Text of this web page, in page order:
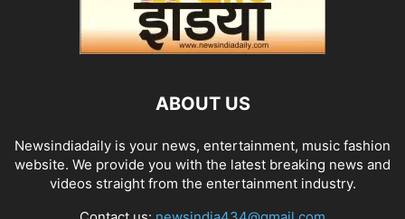
ABOUT US
Newsindiadaily is your news, entertainment, music fashion
website. We provide you with the latest breaking news and
videos straight from the entertainment industry.